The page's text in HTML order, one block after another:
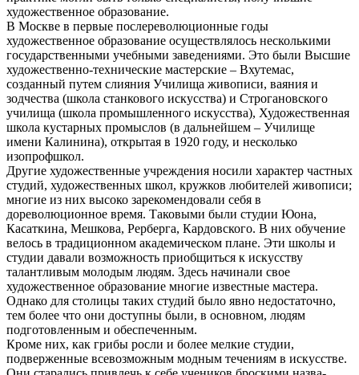
художественное образование.
В Москве в первые послереволюци­онные годы
художественное обра­зование осуществлялось несколь­кими
государственными учебными заведениями. Это были Высшие
художественно-технические мас­терские – Вхутемас,
созданный путем слияния Училища живописи, ваяния и
зодчества (школа станко­вого искусства) и Строгановского
училища (школа промышленного искусства), Художественная
школа кустарных промыслов (в дальней­шем – Училище
имени Калинина), открытая в 1920 году, и несколько
изопрофшкол.
Другие художественные учреждения носили характер частных
студий, художественных школ, кружков любителей живописи;
многие из них высоко зарекомендовали себя в
дореволюционное время. Таковыми были студии Юона,
Касаткина, Меш­кова, Рерберга, Кардовского. В них обучение
велось в традиционном академическом плане. Эти школы и
студии давали возможность приоб­щиться к искусству
талантливым мо­лодым людям. Здесь начинали свое
художественное образование мно­гие известные мастера.
Однако для столицы таких студий было явно недостаточно,
тем более что они доступны были, в основном, людям
подготовленным и обеспеченным.
Кроме них, как грибы росли и бо­лее мелкие студии,
подверженные всевозможным модным течениям в искусстве.